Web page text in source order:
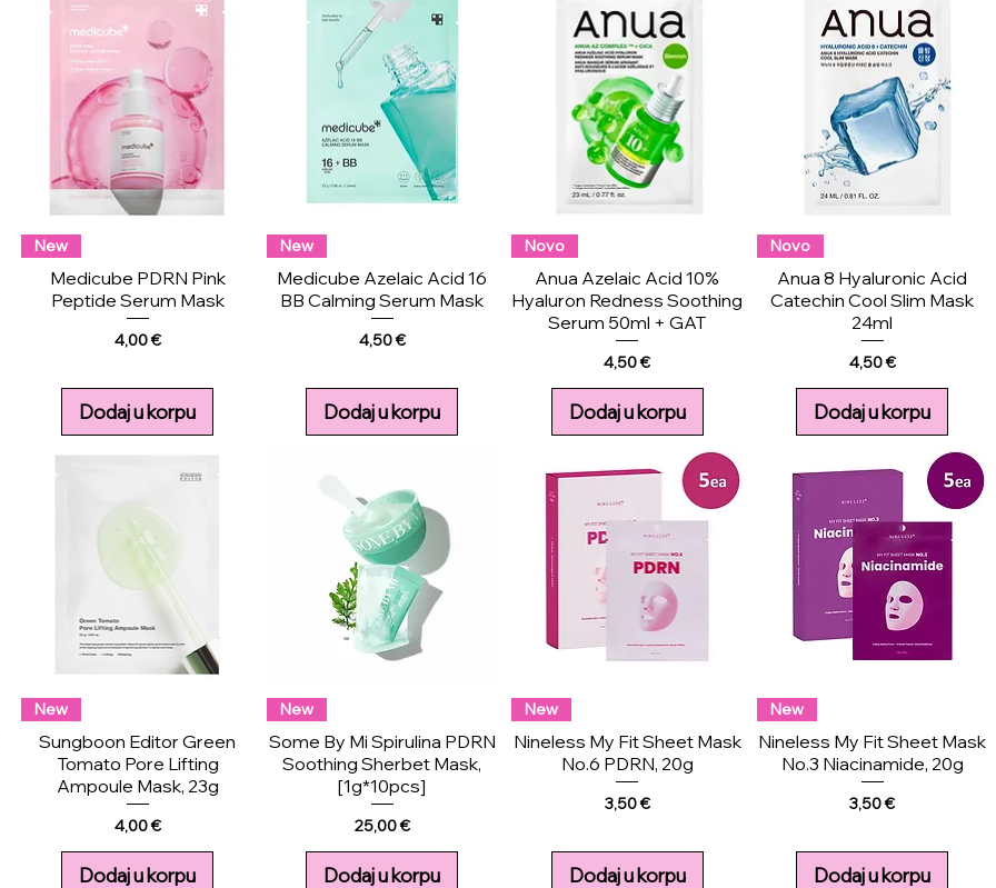
New
Medicube PDRN Pink
Peptide Serum Mask
Price
4,00 €
Dodaj u korpu
New
Medicube Azelaic Acid 16
BB Calming Serum Mask
Price
4,50 €
Dodaj u korpu
Novo
Anua Azelaic Acid 10%
Hyaluron Redness Soothing
Serum 50ml + GAT
Price
4,50 €
Dodaj u korpu
Novo
Anua 8 Hyaluronic Acid
Catechin Cool Slim Mask
24ml
Price
4,50 €
Dodaj u korpu
New
Sungboon Editor Green
Tomato Pore Lifting
Ampoule Mask, 23g
Price
4,00 €
Dodaj u korpu
New
Some By Mi Spirulina PDRN
Soothing Sherbet Mask,
[1g*10pcs]
Price
25,00 €
Dodaj u korpu
New
Nineless My Fit Sheet Mask
No.6 PDRN, 20g
Price
3,50 €
Dodaj u korpu
New
Nineless My Fit Sheet Mask
No.3 Niacinamide, 20g
Price
3,50 €
Dodaj u korpu